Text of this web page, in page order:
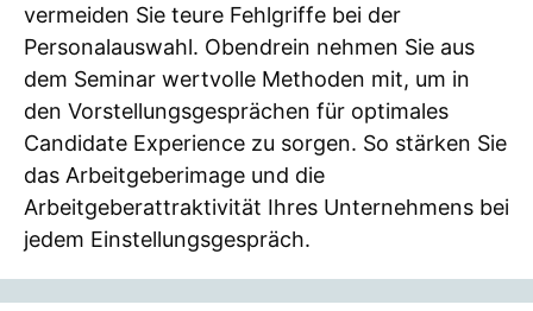
vermeiden Sie teure Fehlgriffe bei der
Personalauswahl. Obendrein nehmen Sie aus
dem Seminar wertvolle Methoden mit, um in
den Vorstellungsgesprächen für optimales
Candidate Experience zu sorgen. So stärken Sie
das Arbeitgeberimage und die
Arbeitgeberattraktivität Ihres Unternehmens bei
jedem Einstellungsgespräch.